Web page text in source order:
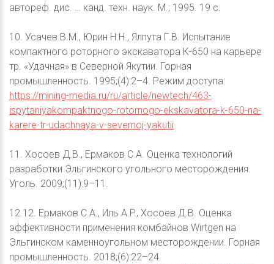
автореф. дис. … канд. техн. наук. М.; 1995. 19 с.
10. Усачев В.М., Юрин Н.Н., Ялпута Г.В. Испытание
компактного роторного экскаватора К-650 на карьере
тр. «Удачная» в Северной Якутии. Горная
промышленность. 1995;(4):2–4. Режим доступа:
https://mining-media.ru/ru/article/newtech/463-
ispytaniyakompaktnogo-rotornogo-ekskavatora-k-650-na-
karere-tr-udachnaya-v-severnoj-yakutii
11. Хосоев Д.В., Ермаков С.А. Оценка технологий
разработки Эльгинского угольного месторождения.
Уголь. 2009;(11):9–11.
12.12. Ермаков С.А., Иль A.P., Хосоев Д.В. Оценка
эффективности применения комбайнов Wirtgen на
Эльгинском каменноугольном месторождении. Горная
промышленность. 2018;(6):22–24.